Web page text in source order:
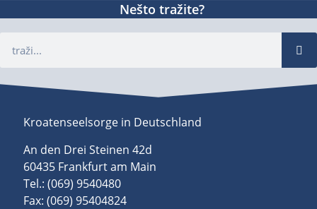
Nešto tražite?
Kroatenseelsorge in Deutschland
An den Drei Steinen 42d
60435 Frankfurt am Main
Tel.: (069) 9540480
Fax: (069) 95404824